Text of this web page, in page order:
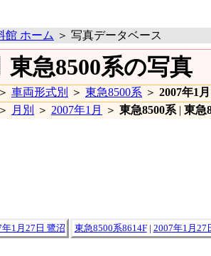
館 ホーム ＞ 写真データベース
東急8500系の写真
＞ 車両形式別 ＞ 東急8500系 ＞ 2007年1月
＞ 月別 ＞ 2007年1月 ＞ 東急8500系 | 東急
年1月27日 鷺沼 東急8500系8614F| 2007年1月27